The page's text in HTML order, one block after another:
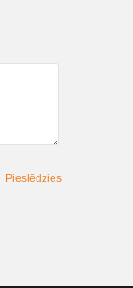
Pieslēdzies